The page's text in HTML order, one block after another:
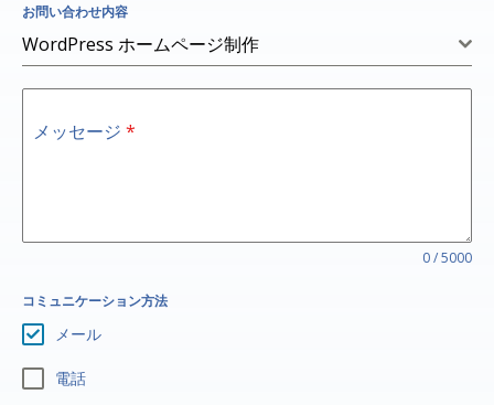
お問い合わせ内容
WordPress ホームページ制作
メッセージ *
0 / 5000
コミュニケーション方法
メール
電話